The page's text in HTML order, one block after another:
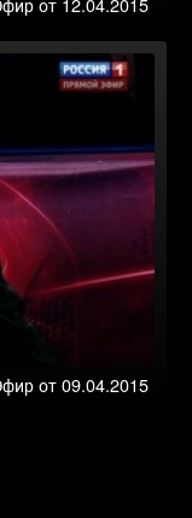
от 09.04.2015